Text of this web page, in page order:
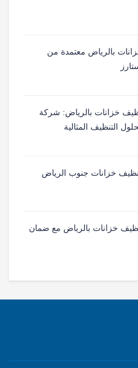
بالرياض معتمدة من
خزانات بالرياض: شركة
التنظيف المثالية
خزانات جنوب الرياض
خزانات بالرياض مع ضمان